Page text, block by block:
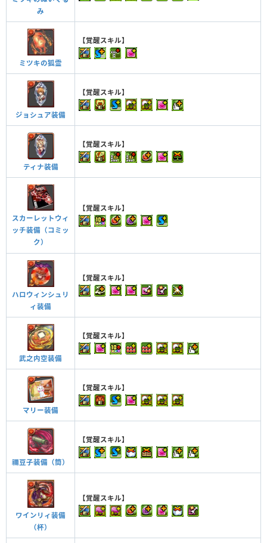
み
ミツキの狐霊
【覚醒スキル】
ジョシュア装備
【覚醒スキル】
ティナ装備
【覚醒スキル】
スカーレットウィ
ッチ装備（コミッ
ク）
【覚醒スキル】
ハロウィンシュリ
ィ装備
【覚醒スキル】
武之内空装備
【覚醒スキル】
マリー装備
【覚醒スキル】
禰豆子装備（筒）
【覚醒スキル】
ワインリィ装備
（杯）
【覚醒スキル】